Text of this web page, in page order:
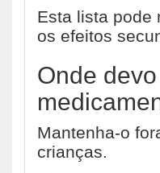
Esta lista pode
os efeitos
Onde
Mantenha-o
crianças.